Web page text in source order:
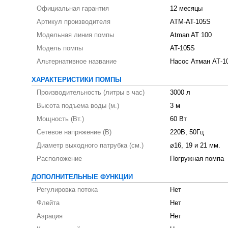
Официальная гарантия
12 месяцы
Артикул производителя
ATM-AT-105S
Модельная линия помпы
Atman AT 100
Модель помпы
AT-105S
Альтернативное название
Насос Атман АТ-
ХАРАКТЕРИСТИКИ ПОМПЫ
Производительность (литры в час)
3000 л
Высота подъема воды (м.)
3 м
Мощность (Вт.)
60 Вт
Сетевое напряжение (В)
220В, 50Гц
Диаметр выходного патрубка (см.)
⌀16, 19 и 21 мм.
Расположение
Погружная помпа
ДОПОЛНИТЕЛЬНЫЕ ФУНКЦИИ
Регулировка потока
Нет
Флейта
Нет
Аэрация
Нет